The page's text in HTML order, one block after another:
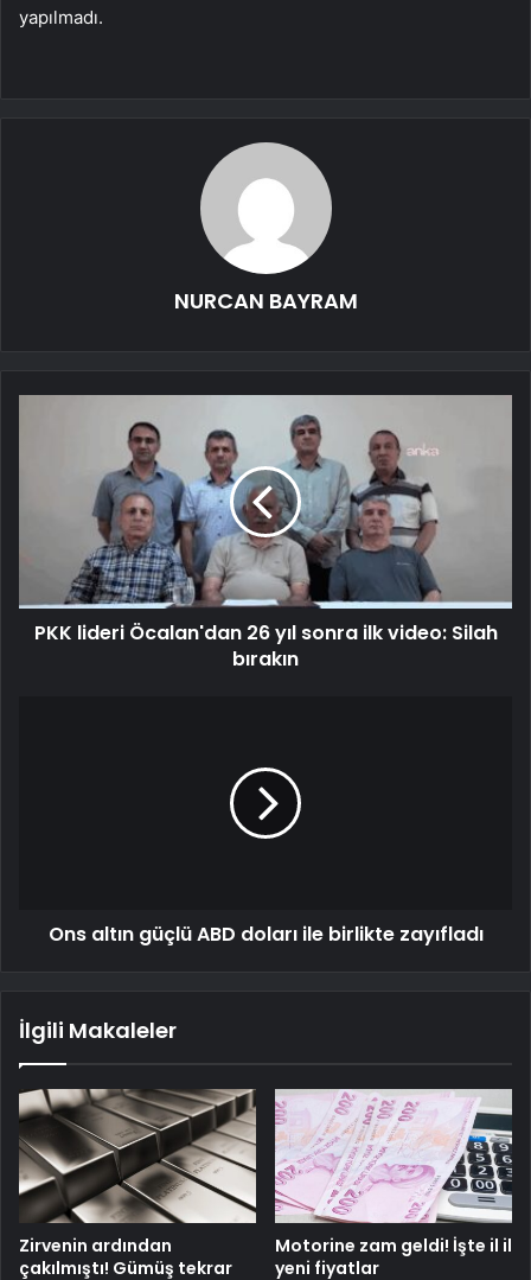
yapılmadı.
NURCAN BAYRAM
PKK lideri Öcalan'dan 26 yıl sonra ilk video: Silah
bırakın
Ons altın güçlü ABD doları ile birlikte zayıfladı
İlgili Makaleler
Zirvenin ardından
çakılmıştı! Gümüş tekrar
Motorine zam geldi! İşte il il
yeni fiyatlar